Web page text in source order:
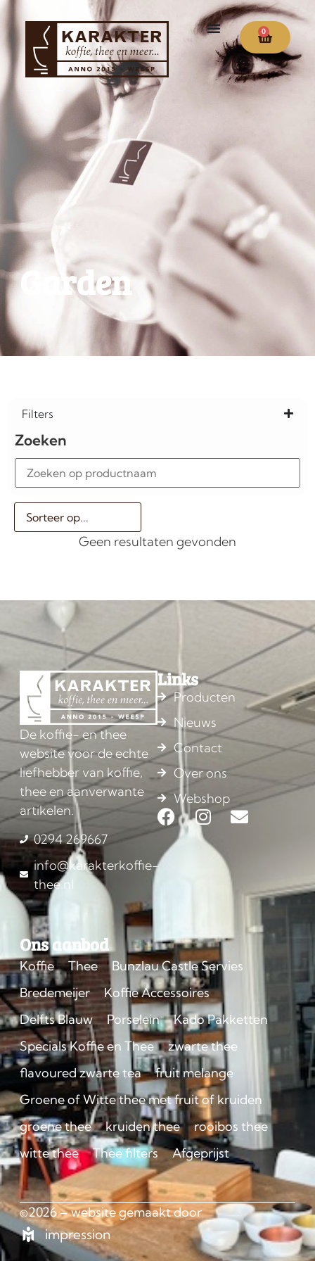
0
Garden
Filters
Zoeken
Geen resultaten gevonden
De koffie- en thee
website voor de echte
liefhebber van koffie,
thee en aanverwante
artikelen.
0294 269667
info@karakterkoffie-
thee.nl
Links
Producten
Nieuws
Contact
Over ons
Webshop
Ons aanbod
Koffie Thee
Bunzlau Castle Servies
Bredemeijer
Koffie Accessoires
Delfts Blauw
Porselein
Kado Pakketten
Specials Koffie en Thee
zwarte thee
flavoured zwarte tea
fruit melange
Groene of Witte thee met fruit of kruiden
groene thee
kruiden thee
rooibos thee
witte thee
Thee filters Afgeprijst
©2026 – website gemaakt door
impression